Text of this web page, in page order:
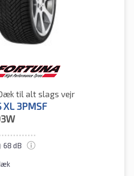
til alt slags vejr
XL 3PMSF
68 dB